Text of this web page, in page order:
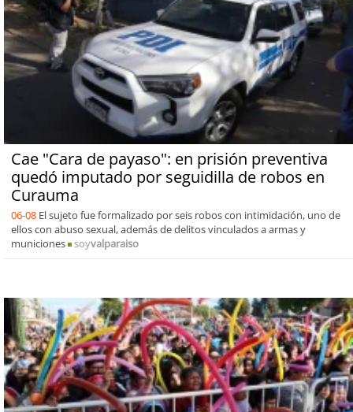
Cae "Cara de payaso": en prisión preventiva
quedó imputado por seguidilla de robos en
Curauma
06-08 El sujeto fue formalizado por seis robos con intimidación, uno de
ellos con abuso sexual, además de delitos vinculados a armas y
municiones
soyvalparaiso